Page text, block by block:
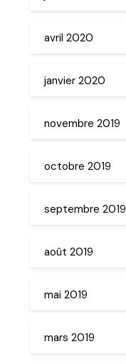
avril 2020
janvier 2020
novembre 2019
octobre 2019
septembre 2019
août 2019
mai 2019
mars 2019